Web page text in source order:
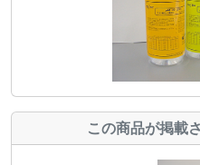
この商品が掲載